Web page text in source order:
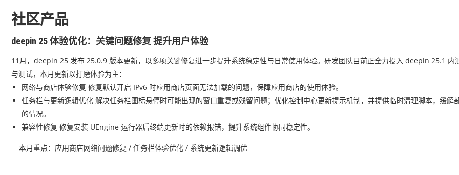
社区产品
deepin 25 体验优化：关键问题修复 提升用户体验
11月，deepin 25 发布 25.0.9 版本更新，以多项关键修复进一步提升系统稳定性与日常使用体验。研发团队目前正全力投入 deepin 25.1 内
与测试，本月更新以打磨体验为主：
网络与商店体验修复 修复默认开启 IPv6 时应用商店页面无法加载的问题，保障应用商店的使用体验。
任务栏与更新逻辑优化 解决任务栏图标悬停时可能出现的窗口重复或残留问题；优化控制中心更新提示机制，并提供临时清理脚本，缓解
的情况。
兼容性修复 修复安装 UEngine 运行器后终端更新时的依赖报错，提升系统组件协同稳定性。
本月重点：应用商店网络问题修复 / 任务栏体验优化 / 系统更新逻辑调优